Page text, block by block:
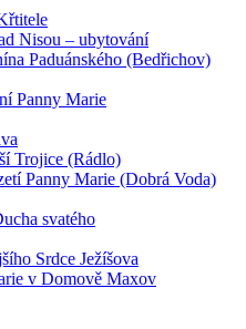
Nisou – ubytování
Paduánského (Bedřichov)
Panny Marie
Trojice (Rádlo)
Panny Marie (Dobrá Voda)
svatého
Srdce Ježíšova
v Domově Maxov